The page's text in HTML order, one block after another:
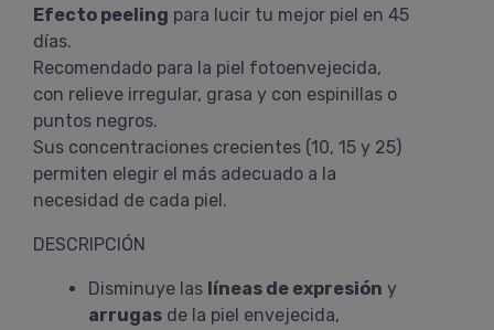
Efecto peeling para lucir tu mejor piel en 45
días.
Recomendado para la piel fotoenvejecida,
con relieve irregular, grasa y con espinillas o
puntos negros.
Sus concentraciones crecientes (10, 15 y 25)
permiten elegir el más adecuado a la
necesidad de cada piel.
DESCRIPCIÓN
Disminuye las líneas de expresión y
arrugas de la piel envejecida,